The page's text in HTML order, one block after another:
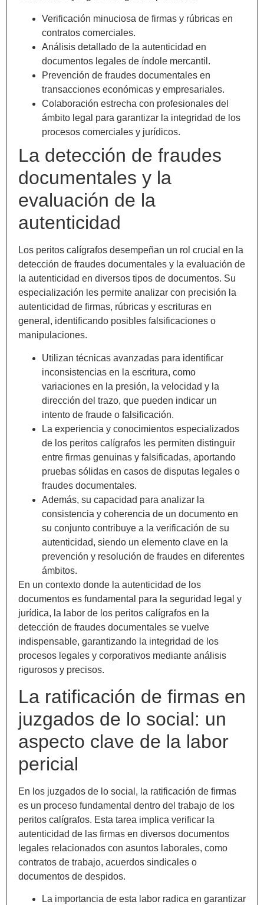
Verificación minuciosa de firmas y rúbricas en
contratos comerciales.
Análisis detallado de la autenticidad en
documentos legales de índole mercantil.
Prevención de fraudes documentales en
transacciones económicas y empresariales.
Colaboración estrecha con profesionales del
ámbito legal para garantizar la integridad de los
procesos comerciales y jurídicos.
La detección de fraudes
documentales y la
evaluación de la
autenticidad
Los peritos calígrafos desempeñan un rol crucial en la
detección de fraudes documentales y la evaluación de
la autenticidad en diversos tipos de documentos. Su
especialización les permite analizar con precisión la
autenticidad de firmas, rúbricas y escrituras en
general, identificando posibles falsificaciones o
manipulaciones.
Utilizan técnicas avanzadas para identificar
inconsistencias en la escritura, como
variaciones en la presión, la velocidad y la
dirección del trazo, que pueden indicar un
intento de fraude o falsificación.
La experiencia y conocimientos especializados
de los peritos calígrafos les permiten distinguir
entre firmas genuinas y falsificadas, aportando
pruebas sólidas en casos de disputas legales o
fraudes documentales.
Además, su capacidad para analizar la
consistencia y coherencia de un documento en
su conjunto contribuye a la verificación de su
autenticidad, siendo un elemento clave en la
prevención y resolución de fraudes en diferentes
ámbitos.
En un contexto donde la autenticidad de los
documentos es fundamental para la seguridad legal y
jurídica, la labor de los peritos calígrafos en la
detección de fraudes documentales se vuelve
indispensable, garantizando la integridad de los
procesos legales y corporativos mediante análisis
rigurosos y precisos.
La ratificación de firmas en
juzgados de lo social: un
aspecto clave de la labor
pericial
En los juzgados de lo social, la ratificación de firmas
es un proceso fundamental dentro del trabajo de los
peritos calígrafos. Esta tarea implica verificar la
autenticidad de las firmas en diversos documentos
legales relacionados con asuntos laborales, como
contratos de trabajo, acuerdos sindicales o
documentos de despidos.
La importancia de esta labor radica en garantizar